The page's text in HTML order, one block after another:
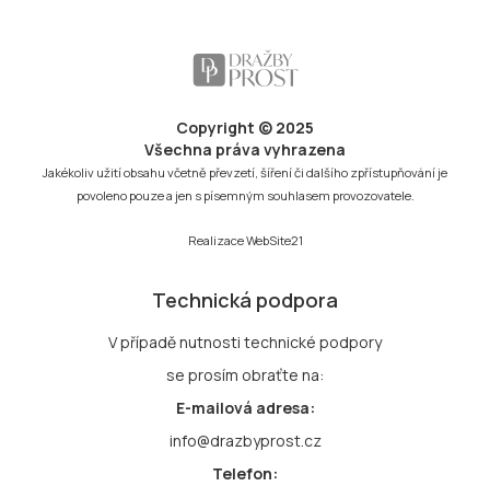
Copyright © 2025
Všechna práva vyhrazena
Jakékoliv užití obsahu včetně převzetí, šíření či dalšího zpřístupňování je
povoleno pouze a jen s písemným souhlasem provozovatele.
RealizaceWebSite21
Technická podpora
V případě nutnosti technické podpory
se prosím obraťte na:
E-mailová adresa:
info@drazbyprost.cz
Telefon: